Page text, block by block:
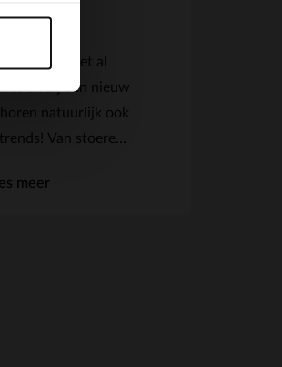
weet is het al
en bij een nieuw
natuurlijk ook
Van stoere
naar de
meer